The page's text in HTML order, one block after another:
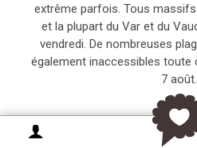
extrême parfois. Tous
et la plupart du Var et du
vendredi. De nombreuses
également inaccessibles toute
7 août.